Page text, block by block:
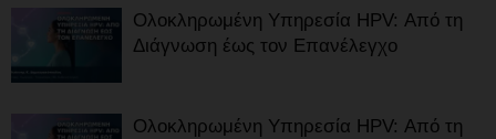
Ολοκληρωμένη Υπηρεσία HPV: Από τη
Διάγνωση έως τον Επανέλεγχο
Ολοκληρωμένη Υπηρεσία HPV: Από τη